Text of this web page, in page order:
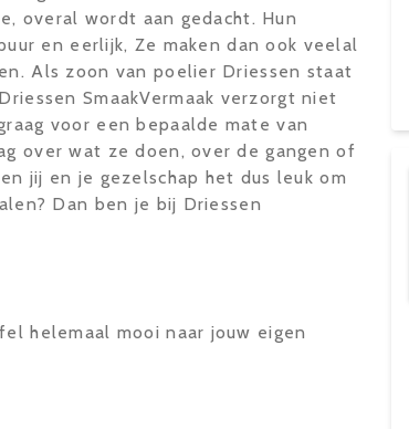
overal wordt aan gedacht. Hun
en eerlijk, Ze maken dan ook veelal
Als zoon van poelier Driessen staat
SmaakVermaak verzorgt niet
voor een bepaalde mate van
over wat ze doen, over de gangen of
jij en je gezelschap het dus leuk om
Dan ben je bij Driessen
helemaal mooi naar jouw eigen